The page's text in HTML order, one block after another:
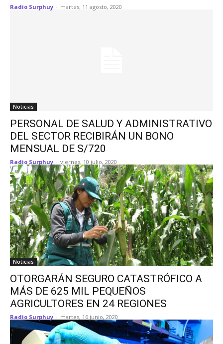
Radio Surphuy - martes, 11 agosto, 2020
Noticias
PERSONAL DE SALUD Y ADMINISTRATIVO
DEL SECTOR RECIBIRÁN UN BONO
MENSUAL DE S/720
Radio Surphuy - viernes, 10 julio, 2020
Noticias
OTORGARÁN SEGURO CATASTRÓFICO A
MÁS DE 625 MIL PEQUEÑOS
AGRICULTORES EN 24 REGIONES
Radio Surphuy - martes, 16 junio, 2020